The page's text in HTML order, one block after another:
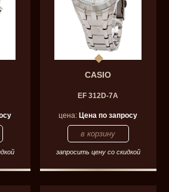
CASIO
EF 312D-7A
цена: Цена по запросу
запросить цену со скидкой